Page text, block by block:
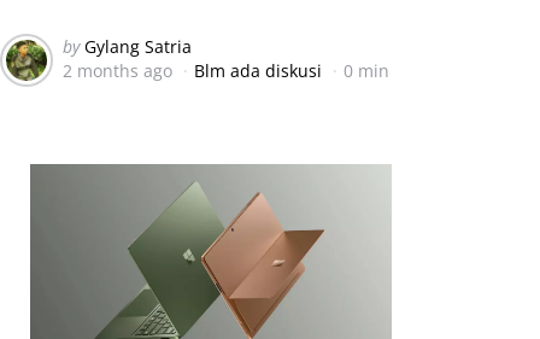
Posted
by
by Gylang Satria
2 months ago
Blm ada diskusi 0 min